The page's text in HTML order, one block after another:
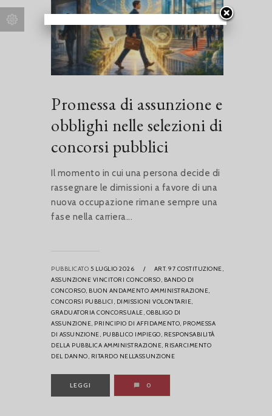
Promessa di assunzione e
obblighi nelle selezioni di
concorsi pubblici
Il momento in cui una persona decide di
rassegnare le dimissioni a favore di una
nuova occupazione rimane sempre una
fase nella carriera...
PUBBLICATO 5 LUGLIO 2026 /
ART. 97 COSTITUZIONE,
ASSUNZIONE VINCITORI CONCORSO, BANDO DI
CONCORSO, BUON ANDAMENTO AMMINISTRAZIONE,
CONCORSI PUBBLICI, DIMISSIONI VOLONTARIE,
GRADUATORIA CONCORSUALE, OBBLIGO DI
ASSUNZIONE, PRINCIPIO DI AFFIDAMENTO, PROMESSA
DI ASSUNZIONE, PUBBLICO IMPIEGO, RESPONSABILITÀ
DELLA PUBBLICA AMMINISTRAZIONE, RISARCIMENTO
DEL DANNO, RITARDO NELL’ASSUNZIONE
LEGGI 0